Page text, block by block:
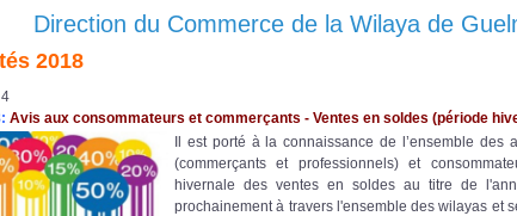
Direction du Commerce de la Wilaya de
2018
Avis aux consommateurs et commerçants - Ventes en soldes (période
Il est porté à la connaissance de l’ensemble des
(commerçants et professionnels) et
hivernale des ventes en soldes au titre de
prochainement à travers l'ensemble des wilayas et